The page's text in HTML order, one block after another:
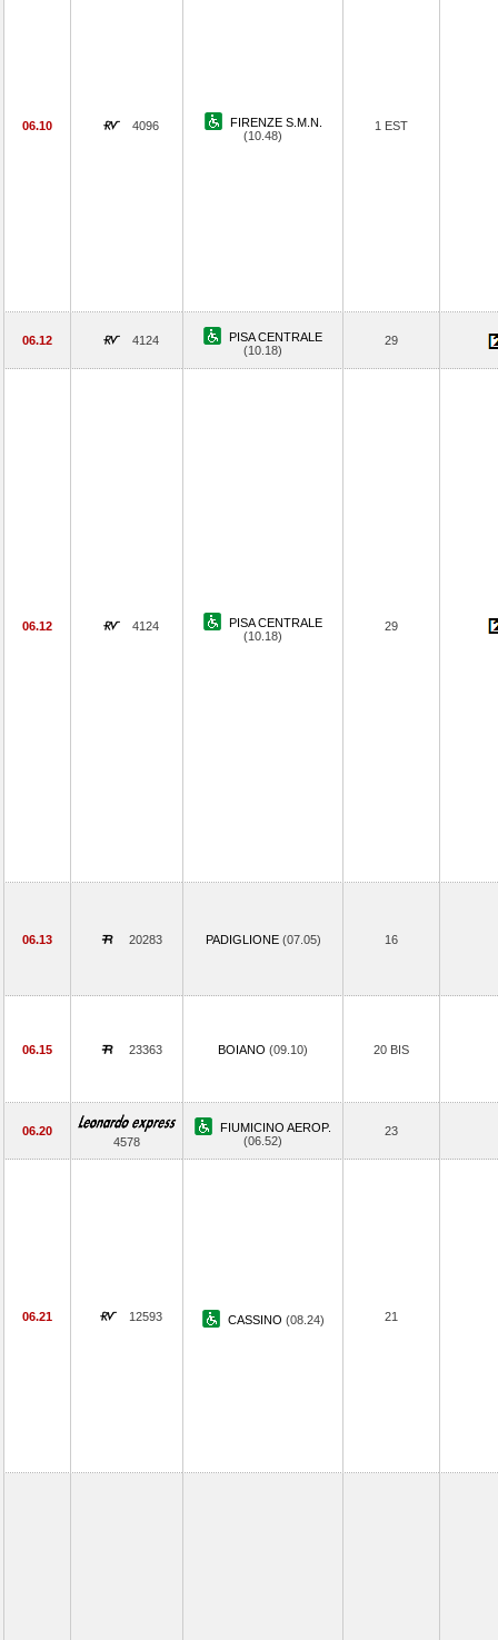
06.10 4096
FIRENZE S.M.N.
(10.48)
1 EST
06.12 4124
PISA CENTRALE
(10.18)
29
06.12 4124
PISA CENTRALE
(10.18)
29
06.13 20283 PADIGLIONE (07.05) 16
06.15 23363 BOIANO (09.10) 20 BIS
06.20
4578
FIUMICINO AEROP.
(06.52)
23
06.21 12593 CASSINO (08.24) 21